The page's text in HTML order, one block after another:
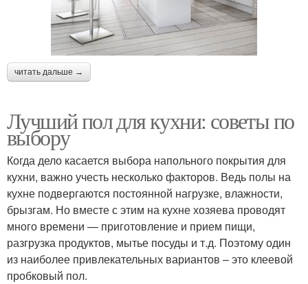
читать дальше →
Лучший пол для кухни: советы по
выбору
Когда дело касается выбора напольного покрытия для
кухни, важно учесть несколько факторов. Ведь полы на
кухне подвергаются постоянной нагрузке, влажности,
брызгам. Но вместе с этим на кухне хозяева проводят
много времени — приготовление и прием пищи,
разгрузка продуктов, мытье посуды и т.д. Поэтому один
из наиболее привлекательных вариантов – это клеевой
пробковый пол.